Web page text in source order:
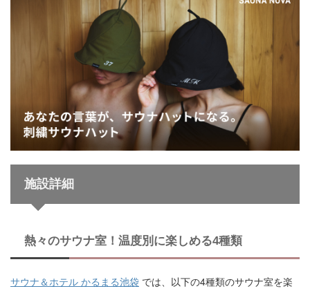
施設詳細
熱々のサウナ室！温度別に楽しめる4種類
サウナ＆ホテル かるまる池袋 では、以下の4種類のサウナ室を楽